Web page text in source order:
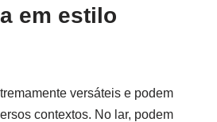
em estilo
versáteis e podem
contextos. No lar, podem